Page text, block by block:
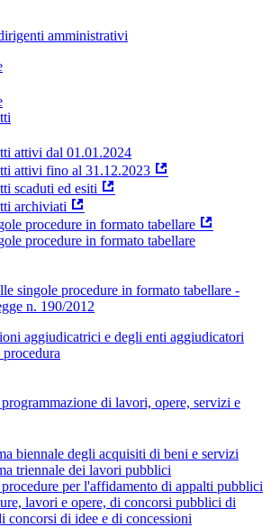
amministrativi
attivi dal 01.01.2024
attivi fino al 31.12.2023
scaduti ed esiti
archiviati
procedure in formato tabellare
procedure in formato tabellare
singole procedure in formato tabellare -
n. 190/2012
aggiudicatrici e degli enti aggiudicatori
di lavori, opere, servizi e
biennale degli acquisiti di beni e servizi
triennale dei lavori pubblici
per l'affidamento di appalti pubblici
lavori e opere, di concorsi pubblici di
concorsi di idee e di concessioni